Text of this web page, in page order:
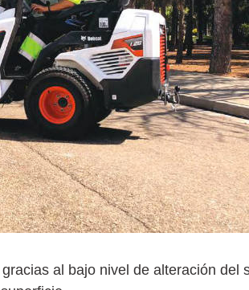
al bajo nivel de alteración del